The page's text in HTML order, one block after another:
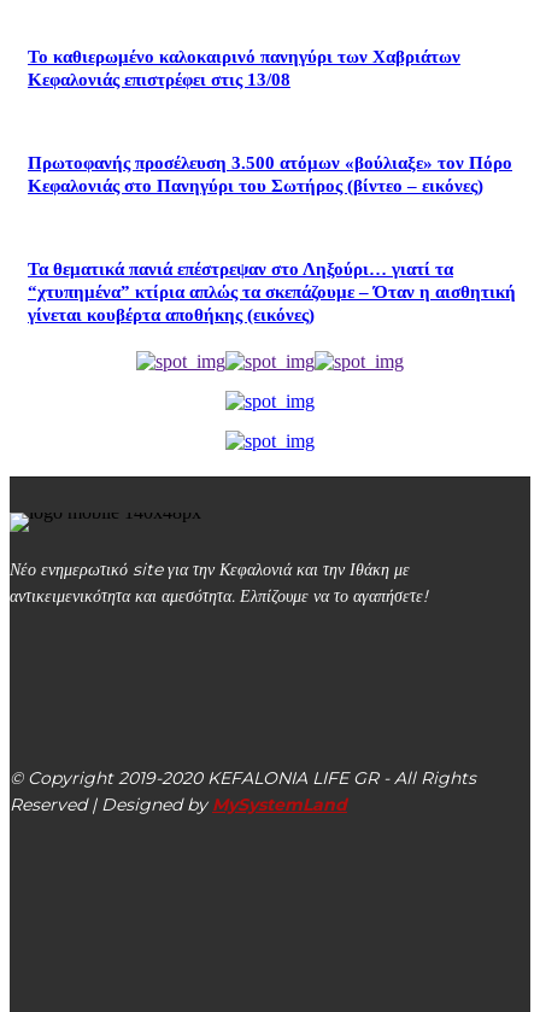
Το καθιερωμένο καλοκαιρινό πανηγύρι των Χαβριάτων
Κεφαλονιάς επιστρέφει στις 13/08
Πρωτοφανής προσέλευση 3.500 ατόμων «βούλιαξε» τον Πόρο
Κεφαλονιάς στο Πανηγύρι του Σωτήρος (βίντεο – εικόνες)
Τα θεματικά πανιά επέστρεψαν στο Ληξούρι… γιατί τα
“χτυπημένα” κτίρια απλώς τα σκεπάζουμε – Όταν η αισθητική
γίνεται κουβέρτα αποθήκης (εικόνες)
Νέο ενημερωτικό site για την Κεφαλονιά και την Ιθάκη με
αντικειμενικότητα και αμεσότητα. Ελπίζουμε να το αγαπήσετε!
© Copyright 2019-2020 KEFALONIA LIFE GR - All Rights
Reserved | Designed by MySystemLand